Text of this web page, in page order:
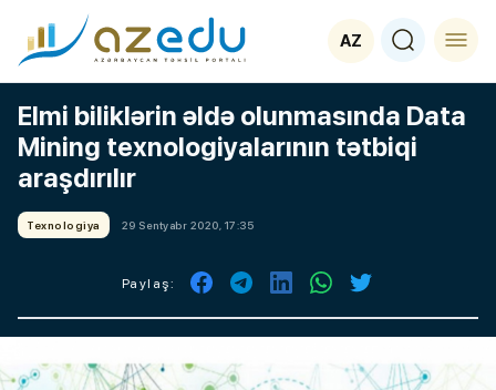
AZ
Elmi biliklərin əldə olunmasında Data
Mining texnologiyalarının tətbiqi
araşdırılır
Texnologiya 29 Sentyabr 2020, 17:35
Paylaş: